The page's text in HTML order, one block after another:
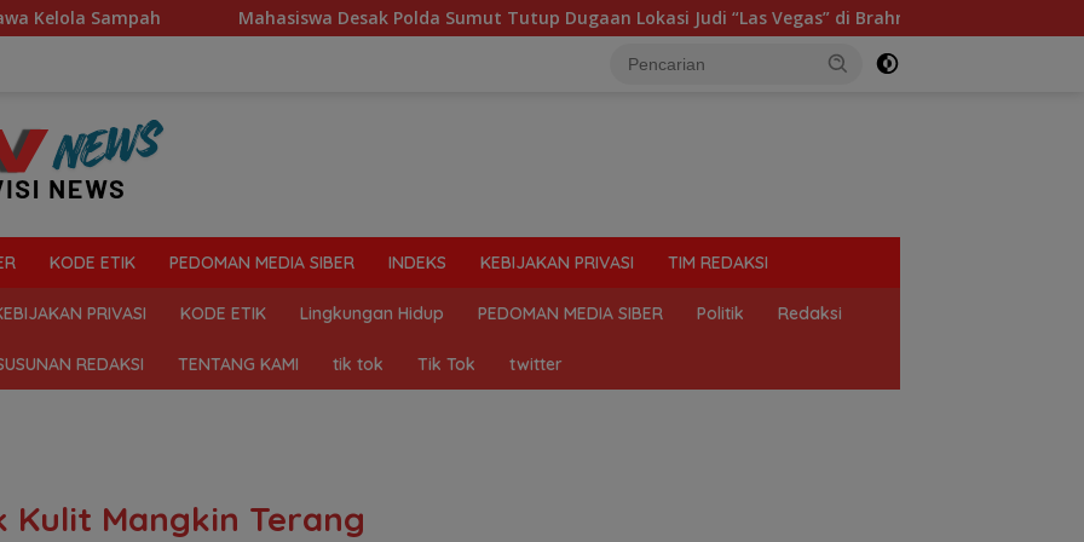
Mahasiswa Desak Polda Sumut Tutup Dugaan Lokasi Judi “Las Vegas” di Brahrang Binjai Praktik Perjudian
KODE ETIK PEDOMAN MEDIA SIBER INDEKS KEBIJAKAN PRIVASI TIM REDAKSI
PRIVASI KODE ETIK Lingkungan Hidup PEDOMAN MEDIA SIBER Politik Redaksi
REDAKSI TENTANG KAMI tik tok Tik Tok twitter
Kulit Mangkin Terang